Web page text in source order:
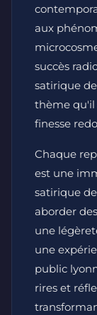
aux
succès
satirique
thème qu'il
finesse
Chaque
est une
satirique
aborder
une
une
public
rires et